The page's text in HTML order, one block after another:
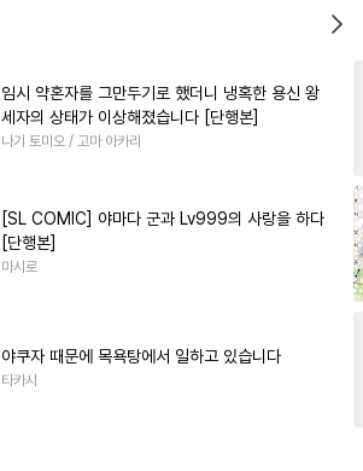
임시 약혼자를 그만두기로 했더니 냉혹한 용신 왕
세자의 상태가 이상해졌습니다 [단행본]
나기 토미오 / 고마 아카리
[SL COMIC] 야마다 군과 Lv999의 사랑을 하다
[단행본]
마시로
야쿠자 때문에 목욕탕에서 일하고 있습니다
타카시